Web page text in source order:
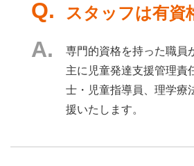
スタッフは有資
専門的資格を持った職員
主に児童発達支援管理責
士・児童指導員、理学療
援いたします。